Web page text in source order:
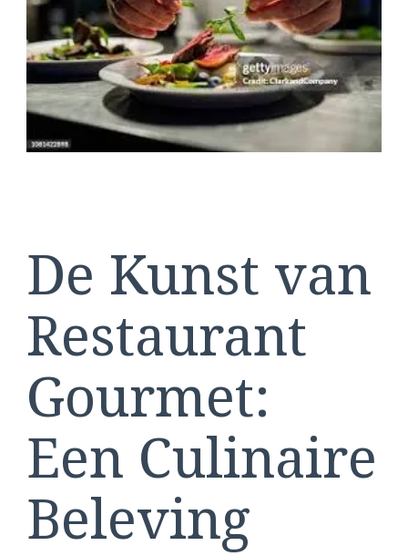
Zijn
Best
De Kunst van
Restaurant
Gourmet:
Een Culinaire
Beleving